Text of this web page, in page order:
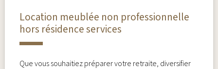
Location meublée non professionnelle
hors résidence services
Que vous souhaitiez préparer votre retraite, diversifier